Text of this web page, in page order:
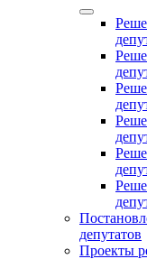
депутатов
Проекты